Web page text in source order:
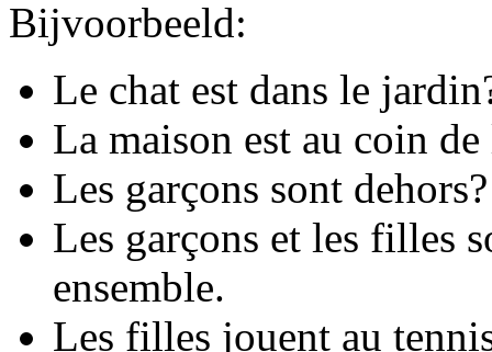
Bijvoorbeeld:
Le chat est dans le
La maison est au coin
Les garçons sont
Les garçons et les filles
ensemble.
Les filles jouent au